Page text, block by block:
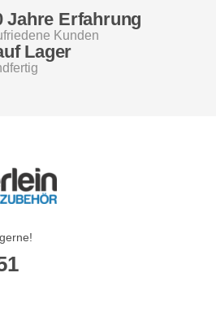
Jahre Erfahrung
Kunden
Lager